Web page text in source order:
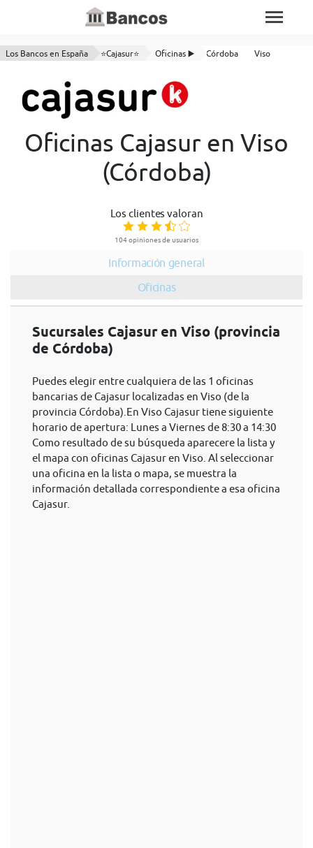
Los Bancos en España ⭐Cajasur⭐ Oficinas ▶️ Córdoba Viso
Oficinas Cajasur en Viso
(Córdoba)
Los clientes valoran
104 opiniones de usuarios
Información general
Oficinas
Sucursales Cajasur en Viso (provincia
de Córdoba)
Puedes elegir entre cualquiera de las 1 oficinas
bancarias de Cajasur localizadas en Viso (de la
provincia Córdoba).En Viso Cajasur tiene siguiente
horario de apertura: Lunes a Viernes de 8:30 a 14:30
Como resultado de su búsqueda aparecere la lista y
el mapa con oficinas Cajasur en Viso. Al seleccionar
una oficina en la lista o mapa, se muestra la
información detallada correspondiente a esa oficina
Cajasur.